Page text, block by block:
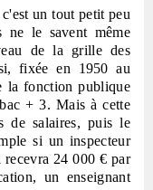
un tout petit peu
ne le savent même
de la grille des
fixée en 1950 au
la fonction publique
+ 3. Mais à cette
de salaires, puis le
si un inspecteur
24 000 € par
un enseignant